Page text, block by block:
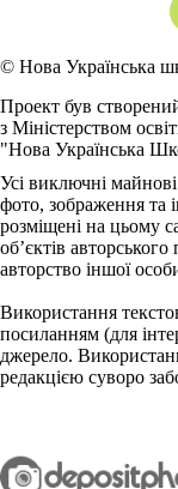
© Нова Українська
Проект був
з Міністерством
"Нова Українська
Усі виключні
фото, зображення та
розміщені на цьому
об’єктів
авторство іншої
Використання
посиланням (для
джерело.
редакцією суворо